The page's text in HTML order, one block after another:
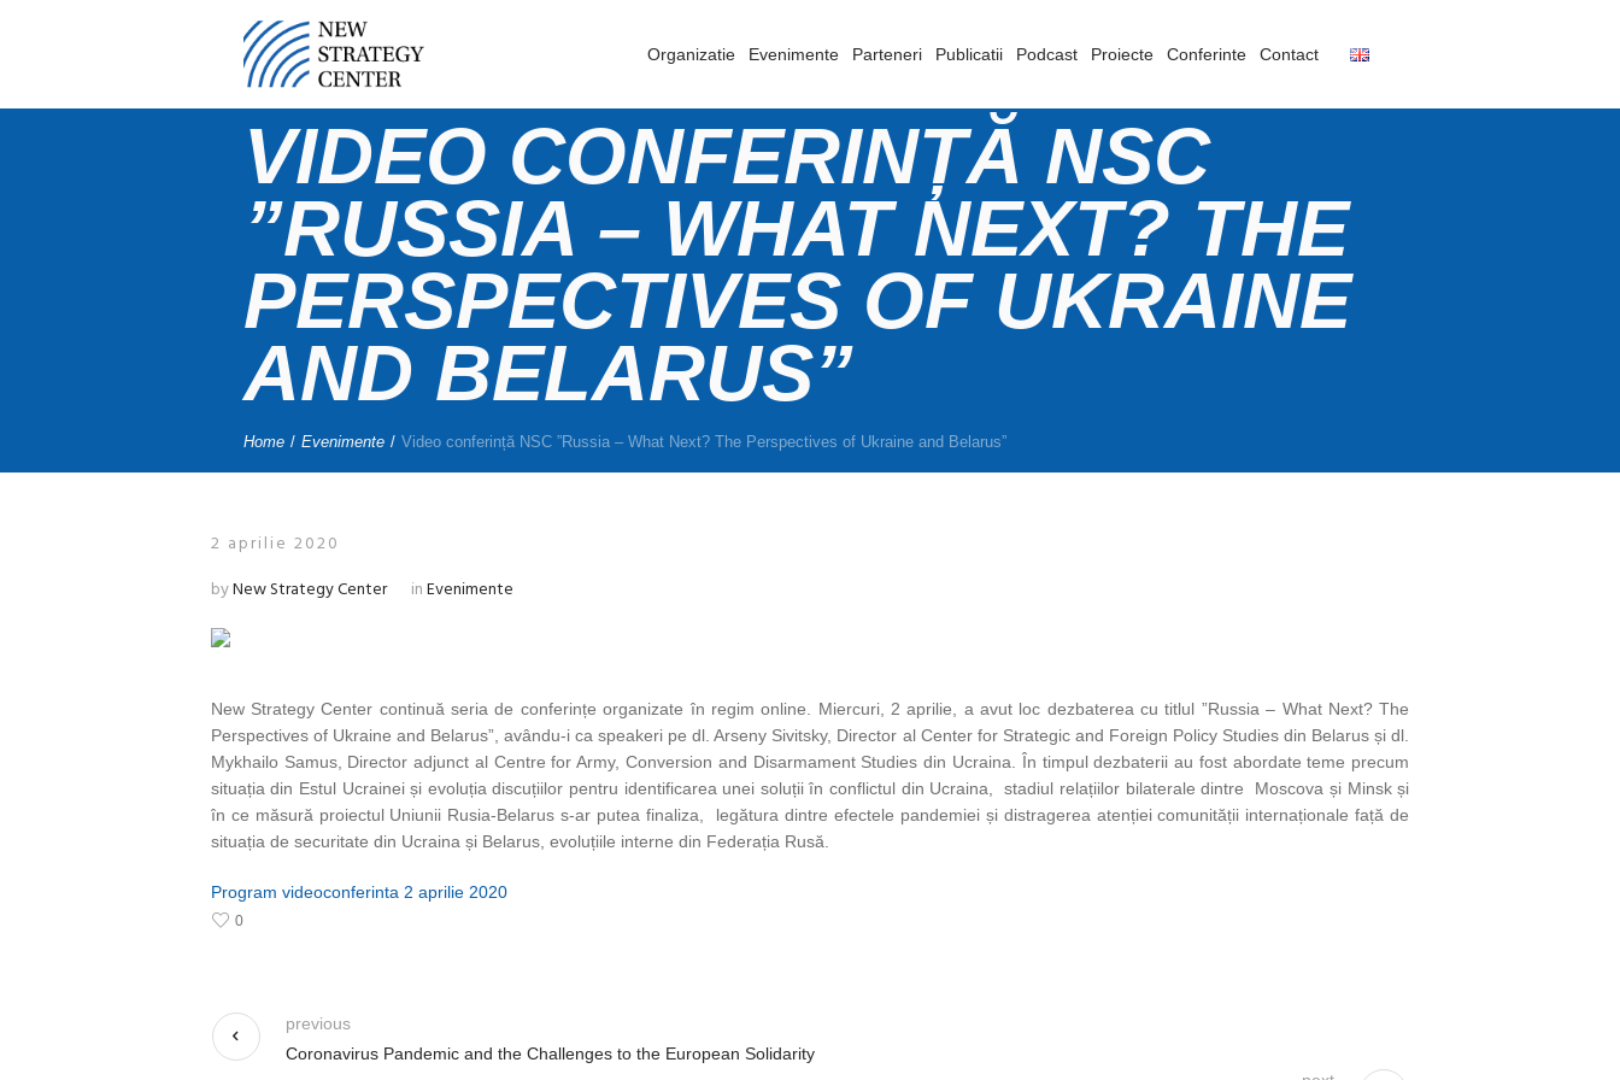
Organizatie Evenimente Parteneri Publicatii Podcast Proiecte Conferinte Contact
VIDEO CONFERINȚĂ NSC
”RUSSIA – WHAT NEXT? THE
PERSPECTIVES OF UKRAINE
AND BELARUS”
Home / Evenimente / Video conferință NSC ”Russia – What Next? The Perspectives of Ukraine and Belarus”
2 aprilie 2020
byNew Strategy Center inEvenimente
New Strategy Center continuă seria de conferințe organizate în regim online. Miercuri, 2 aprilie, a avut loc dezbaterea cu titlul ”Russia – What Next? The
Perspectives of Ukraine and Belarus”, avându-i ca speakeri pe dl. Arseny Sivitsky, Director al Center for Strategic and Foreign Policy Studies din Belarus și dl.
Mykhailo Samus, Director adjunct al Centre for Army, Conversion and Disarmament Studies din Ucraina. În timpul dezbaterii au fost abordate teme precum
situația din Estul Ucrainei și evoluția discuțiilor pentru identificarea unei soluții în conflictul din Ucraina, stadiul relațiilor bilaterale dintre Moscova și Minsk și
în ce măsură proiectul Uniunii Rusia-Belarus s-ar putea finaliza, legătura dintre efectele pandemiei și distragerea atenției comunității internaționale față de
situația de securitate din Ucraina și Belarus, evoluțiile interne din Federația Rusă.
Program videoconferinta 2 aprilie 2020
0
Coronavirus Pandemic and the Challenges to the European Solidarity
previous